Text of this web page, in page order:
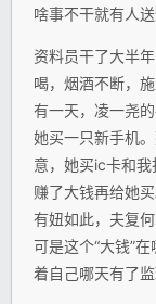
啥事不干就有人
资料员干了大半
喝，烟酒不断，
有一天，凌一尧
她买一只新手机
意，她买ic卡和
赚了大钱再给她买
有妞如此，夫复何
可是这个“大钱”
着自己哪天有了